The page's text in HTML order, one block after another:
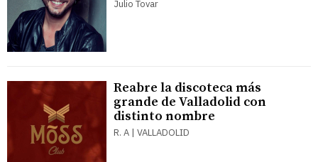
Julio Tovar
Reabre la discoteca más
grande de Valladolid con
distinto nombre
R. A | VALLADOLID